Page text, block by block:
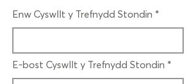
Enw Cyswllt y Trefnydd Stondin
E-bost Cyswllt y Trefnydd Stondin